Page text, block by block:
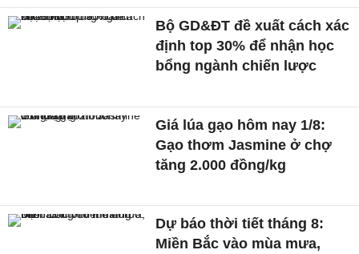
Bộ GD&ĐT đề xuất cách xác
định top 30% để nhận học
bổng ngành chiến lược
Giá lúa gạo hôm nay 1/8:
Gạo thơm Jasmine ở chợ
tăng 2.000 đồng/kg
Dự báo thời tiết tháng 8:
Miền Bắc vào mùa mưa,